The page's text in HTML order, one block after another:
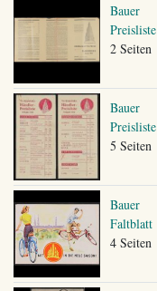
Bauer
Preisliste
2 Seiten
Bauer
Preisliste
5 Seiten
Bauer
Faltblatt
4 Seiten